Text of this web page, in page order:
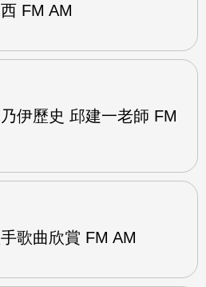
FM AM
伊歷史 邱建一老師 FM
歌曲欣賞 FM AM